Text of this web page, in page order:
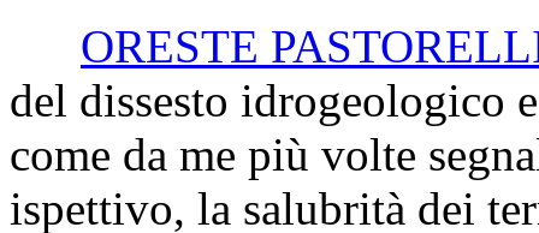
ORESTE
del dissesto idrogeologico
come da me più volte
ispettivo, la salubrità dei